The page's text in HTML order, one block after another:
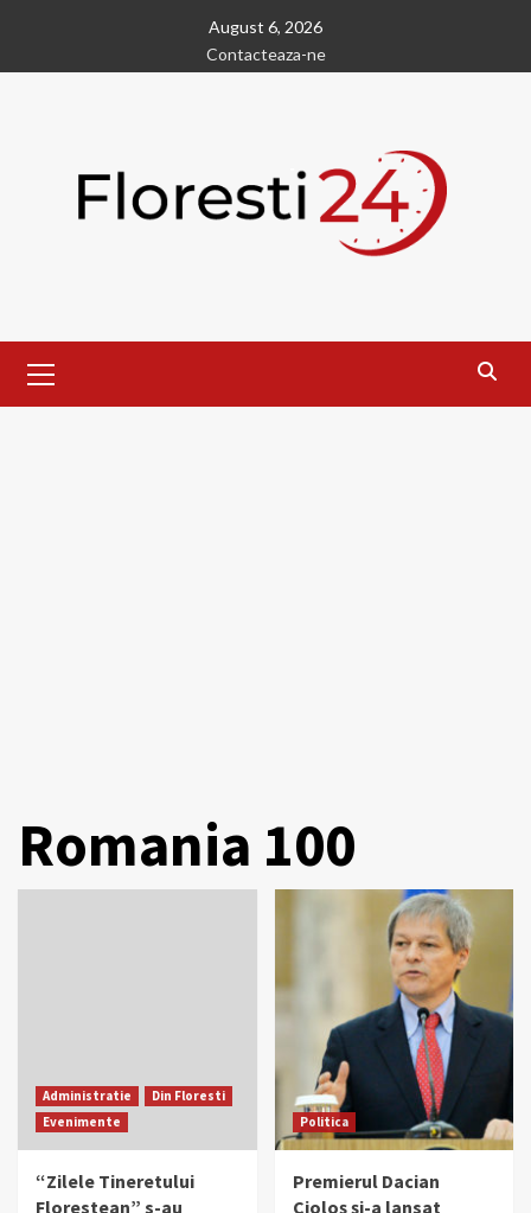
content
August 6, 2026
Contacteaza-ne
Menu
Romania 100
Administratie
Din Floresti
Evenimente
“Zilele Tineretului
Florestean” s-au
Politica
Premierul Dacian
Cioloş şi-a lansat